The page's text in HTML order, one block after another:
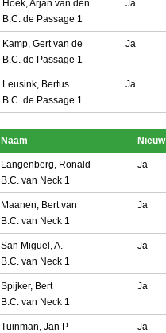
Hoek, Arjan van den
B.C. de Passage 1
Ja
Kamp, Gert van de
B.C. de Passage 1
Ja
Leusink, Bertus
B.C. de Passage 1
Ja
Naam Nieuw
Langenberg, Ronald
B.C. van Neck 1
Ja
Maanen, Bert van
B.C. van Neck 1
Ja
San Miguel, A.
B.C. van Neck 1
Ja
Spijker, Bert
B.C. van Neck 1
Ja
Tuinman, Jan P
Ja